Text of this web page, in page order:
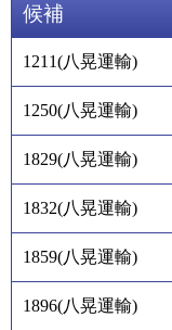
候補
1211(八晃運輸)
1250(八晃運輸)
1829(八晃運輸)
1832(八晃運輸)
1859(八晃運輸)
1896(八晃運輸)